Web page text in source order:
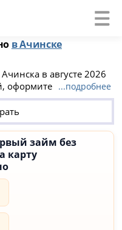
в Ачинске
в августе 2026
оформите заявку на
и получите займ
Займ онлайн на карту
за 5-10 минут. Все
- каждая компания
...подробнее
займ без
карту